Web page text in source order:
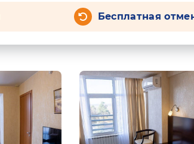
Бесплатная